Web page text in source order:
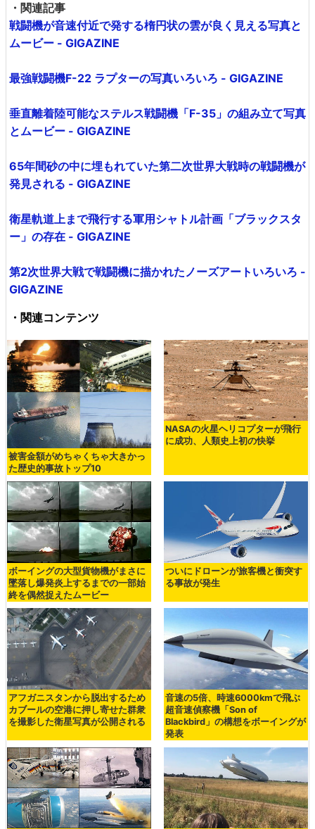
・関連記事
戦闘機が音速付近で発する楕円状の雲が良く見える写真と
ムービー - GIGAZINE
最強戦闘機F-22 ラプターの写真いろいろ - GIGAZINE
垂直離着陸可能なステルス戦闘機「F-35」の組み立て写真
とムービー - GIGAZINE
65年間砂の中に埋もれていた第二次世界大戦時の戦闘機が
発見される - GIGAZINE
衛星軌道上まで飛行する軍用シャトル計画「ブラックスタ
ー」の存在 - GIGAZINE
第2次世界大戦で戦闘機に描かれたノーズアートいろいろ -
GIGAZINE
・関連コンテンツ
被害金額がめちゃくちゃ大きかっ
た歴史的事故トップ10
NASAの火星ヘリコプターが飛行
に成功、人類史上初の快挙
ボーイングの大型貨物機がまさに
墜落し爆発炎上するまでの一部始
終を偶然捉えたムービー
ついにドローンが旅客機と衝突す
る事故が発生
アフガニスタンから脱出するため
カブールの空港に押し寄せた群衆
を撮影した衛星写真が公開される
音速の5倍、時速6000kmで飛ぶ
超音速偵察機「Son of
Blackbird」の構想をボーイングが
発表